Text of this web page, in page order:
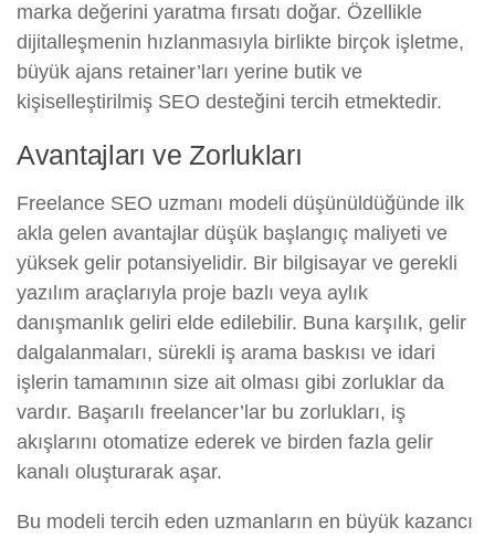
marka değerini yaratma fırsatı doğar. Özellikle
dijitalleşmenin hızlanmasıyla birlikte birçok işletme,
büyük ajans retainer’ları yerine butik ve
kişiselleştirilmiş SEO desteğini tercih etmektedir.
Avantajları ve Zorlukları
Freelance SEO uzmanı modeli düşünüldüğünde ilk
akla gelen avantajlar düşük başlangıç maliyeti ve
yüksek gelir potansiyelidir. Bir bilgisayar ve gerekli
yazılım araçlarıyla proje bazlı veya aylık
danışmanlık geliri elde edilebilir. Buna karşılık, gelir
dalgalanmaları, sürekli iş arama baskısı ve idari
işlerin tamamının size ait olması gibi zorluklar da
vardır. Başarılı freelancer’lar bu zorlukları, iş
akışlarını otomatize ederek ve birden fazla gelir
kanalı oluşturarak aşar.
Bu modeli tercih eden uzmanların en büyük kazancı